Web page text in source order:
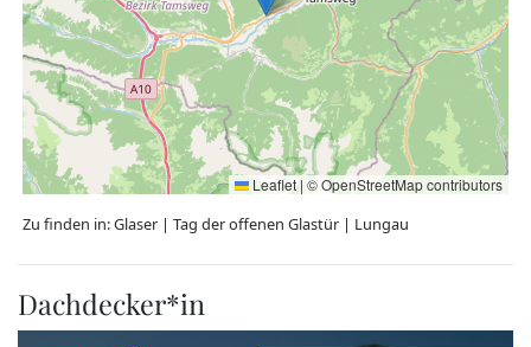
Leaflet | ©OpenStreetMapcontributors
Zu finden in:Glaser | Tag der offenen Glastür | Lungau
Dachdecker*in